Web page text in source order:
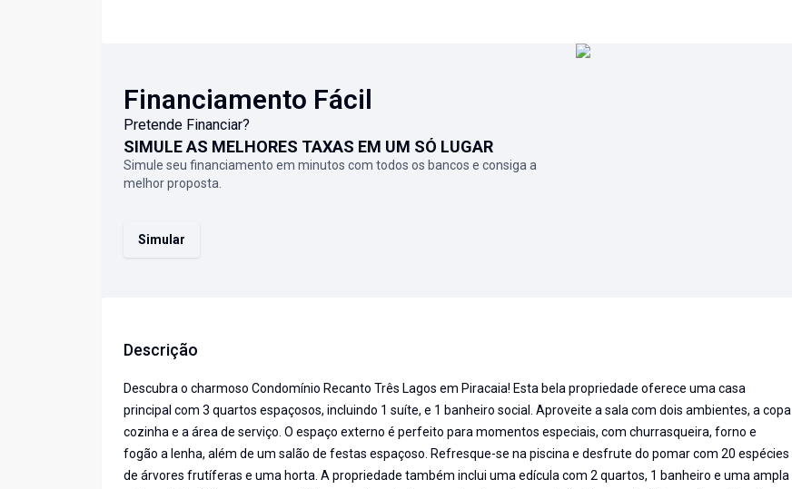
Financiamento Fácil
Pretende Financiar?
SIMULE AS MELHORES TAXAS EM UM SÓ LUGAR
Simule seu financiamento em minutos com todos os bancos e consiga a
melhor proposta.
Simular
Descrição
Descubra o charmoso Condomínio Recanto Três Lagos em Piracaia! Esta bela propriedade oferece uma casa
principal com 3 quartos espaçosos, incluindo 1 suíte, e 1 banheiro social. Aproveite a sala com dois ambientes, a copa
cozinha e a área de serviço. O espaço externo é perfeito para momentos especiais, com churrasqueira, forno e
fogão a lenha, além de um salão de festas espaçoso. Refresque-se na piscina e desfrute do pomar com 20 espécies
de árvores frutíferas e uma horta. A propriedade também inclui uma edícula com 2 quartos, 1 banheiro e uma ampla